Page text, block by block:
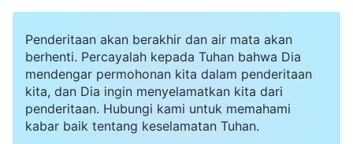
bersembunyi, lalu menentukan langkah
selanjutnya. Namun, kemudian aku memikirkan
betapa banyak pekerjaan yang harus dilakukan
di gereja setelah penangkapan itu, dan karena
Yang Yue sudah ditangkap, aku harus
bertanggung jawab atas pekerjaan gereja. Aku
Penderitaan akan berakhir dan air mata akan
berhenti. Percayalah kepada Tuhan bahwa Dia
mendengar permohonan kita dalam penderitaan
kita, dan Dia ingin menyelamatkan kita dari
penderitaan. Hubungi kami untuk memahami
kabar baik tentang keselamatan Tuhan.